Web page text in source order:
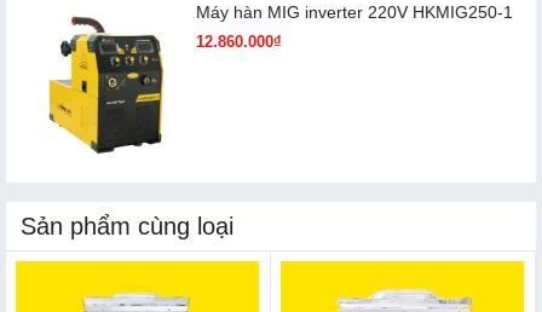
Máy hàn MIG inverter 220V HKMIG250-1
12.860.000₫
Sản phẩm cùng loại